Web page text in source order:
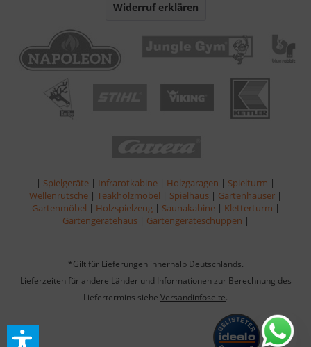
Widerruf erklären
| Spielgeräte | Infrarotkabine | Holzgaragen | Spielturm |
Wellenrutsche | Teakholzmöbel | Spielhaus | Gartenhäuser |
Gartenmöbel | Holzspielzeug | Saunakabine | Kletterturm |
Gartengerätehaus | Gartengeräteschuppen |
*Gilt für Lieferungen innerhalb Deutschlands.
Lieferzeiten für andere Länder und Informationen zur Berechnung des
Liefertermins siehe Versandinfoseite.